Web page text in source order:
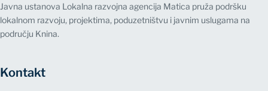
Javna ustanova Lokalna razvojna agencija Matica pruža podršku
lokalnom razvoju, projektima, poduzetništvu i javnim uslugama na
području Knina.
Kontakt